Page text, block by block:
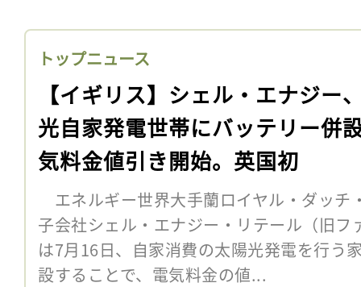
トップニュース
【イギリス】シェル・エナジー
光自家発電世帯にバッテリー併
気料金値引き開始。英国初
エネルギー世界大手蘭ロイヤル・ダッチ
子会社シェル・エナジー・リテール（旧フ
は7月16日、自家消費の太陽光発電を行う
設することで、電気料金の値...